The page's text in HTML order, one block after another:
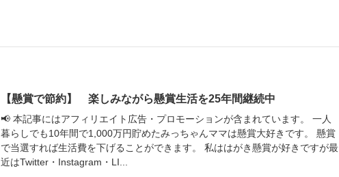
【懸賞で節約】 楽しみながら懸賞生活を25年間継続中
📢 本記事にはアフィリエイト広告・プロモーションが含まれています。 一人
暮らしでも10年間で1,000万円貯めたみっちゃんママは懸賞大好きです。 懸賞
で当選すれば生活費を下げることができます。 私ははがき懸賞が好きですが最
近はTwitter・Instagram・LI...